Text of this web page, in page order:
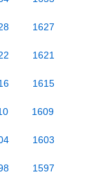
1627
1621
1615
1609
1603
1597